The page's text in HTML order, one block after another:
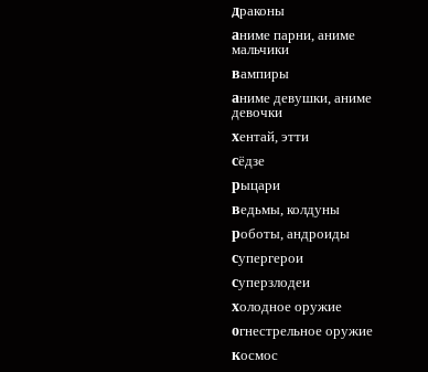
драконы
аниме парни, аниме
мальчики
вампиры
аниме девушки, аниме
девочки
хентай, этти
сёдзе
рыцари
ведьмы, колдуны
роботы, андроиды
супергерои
суперзлодеи
холодное оружие
огнестрельное оружие
космос